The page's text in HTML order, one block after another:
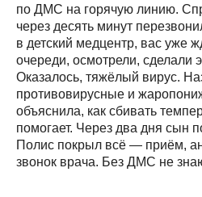
по ДМС на горячую линию.
через десять минут
в детский медцентр, вас уже
очереди, осмотрели, сделали
Оказалось, тяжёлый вирус.
противовирусные и
объяснила, как сбивать
помогает. Через два дня сын
Полис покрыл всё — приём,
звонок врача. Без ДМС не